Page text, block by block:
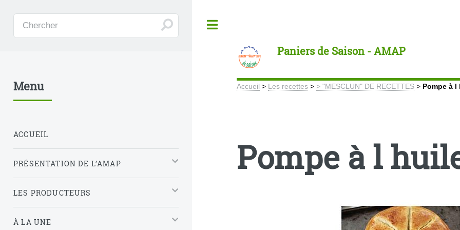
Paniers de Saison - AMAP
Accueil > Les recettes >> "MESCLUN" DE RECETTES > Pompe à l
Pompe à l
Menu
ACCUEIL
PRÉSENTATION DE L’AMAP
LES PRODUCTEURS
À LA UNE